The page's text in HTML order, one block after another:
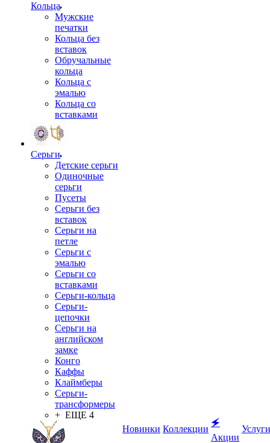
Кольца
Мужские
печатки
Кольца без
вставок
Обручальные
кольца
Кольца с
эмалью
Кольца со
вставками
Серьги
Детские серьги
Одиночные
серьги
Пусеты
Серьги без
вставок
Серьги на
петле
Серьги с
эмалью
Серьги со
вставками
Серьги-кольца
Серьги-
цепочки
Серьги на
английском
замке
Конго
Каффы
Клаймберы
Серьги-
трансформеры
+ ЕЩЕ 4
Новинки Коллекции
🗲
Акции
Услуги